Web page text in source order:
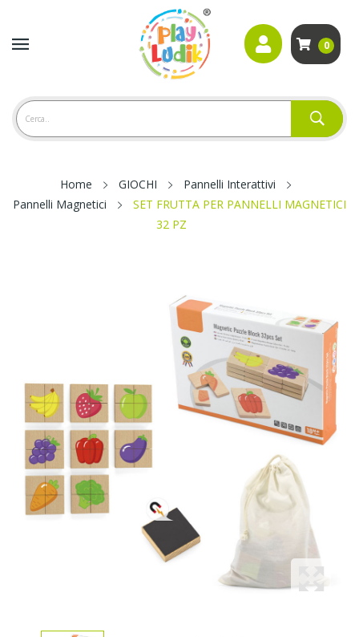
0
Home GIOCHI
Pannelli Interattivi
Pannelli Magnetici
SET FRUTTA PER PANNELLI MAGNETICI
32 PZ